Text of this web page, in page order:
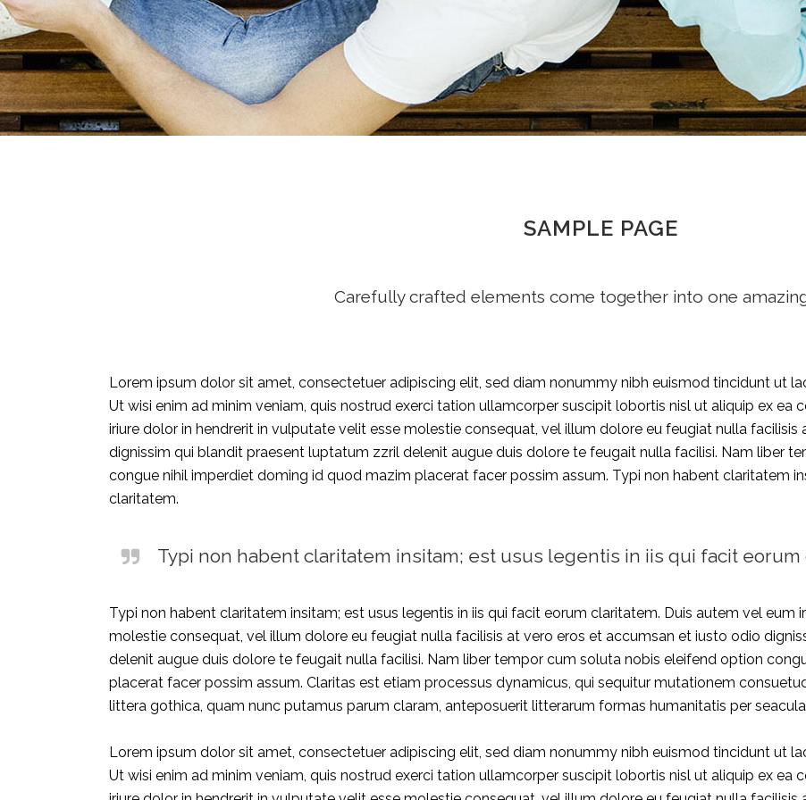
SAMPLE PAGE
Carefully crafted elements come together into one
Lorem ipsum dolor sit amet, consectetuer adipiscing elit, sed diam nonummy nibh euismod tincidunt ut
Ut wisi enim ad minim veniam, quis nostrud exerci tation ullamcorper suscipit lobortis nisl ut aliquip ex ea
iriure dolor in hendrerit in vulputate velit esse molestie consequat, vel illum dolore eu feugiat nulla
dignissim qui blandit praesent luptatum zzril delenit augue duis dolore te feugait nulla facilisi. Nam liber
congue nihil imperdiet doming id quod mazim placerat facer possim assum. Typi non habent claritatem
claritatem.
Typi non habent claritatem insitam; est usus legentis in iis qui facit eorum
Typi non habent claritatem insitam; est usus legentis in iis qui facit eorum claritatem. Duis autem vel eum
molestie consequat, vel illum dolore eu feugiat nulla facilisis at vero eros et accumsan et iusto odio
delenit augue duis dolore te feugait nulla facilisi. Nam liber tempor cum soluta nobis eleifend option
placerat facer possim assum. Claritas est etiam processus dynamicus, qui sequitur mutationem
littera gothica, quam nunc putamus parum claram, anteposuerit litterarum formas humanitatis per
Lorem ipsum dolor sit amet, consectetuer adipiscing elit, sed diam nonummy nibh euismod tincidunt ut
Ut wisi enim ad minim veniam, quis nostrud exerci tation ullamcorper suscipit lobortis nisl ut aliquip ex ea